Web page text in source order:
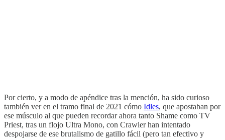
Por cierto, y a modo de apéndice tras la mención, ha sido curioso
también ver en el tramo final de 2021 cómo Idles, que apostaban por
ese músculo al que pueden recordar ahora tanto Shame como TV
Priest, tras un flojo Ultra Mono, con Crawler han intentado
despojarse de ese brutalismo de gatillo fácil (pero tan efectivo y